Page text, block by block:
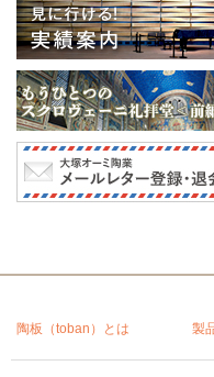
陶板（toban）とは 製